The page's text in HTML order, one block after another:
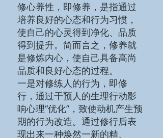
修心养性，即修养，是指通过
培养良好的心态和行为习惯，
使自己的心灵得到净化、品质
得到提升。简而言之，修养就
是修炼内心，使自己具备高尚
品质和良好心态的过程。
一是对修练人的行为，即修
行，通过干预人的生理行动影
响心理“优化”，致使动机产生预
期的行为改造。通过修行后表
现出来一种焕然一新的精、